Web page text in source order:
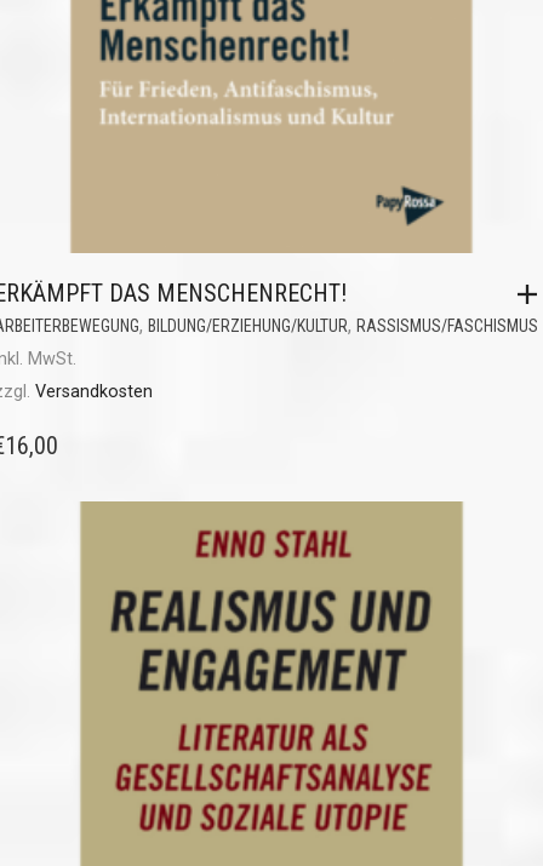
DAS MENSCHENRECHT!
, BILDUNG/ERZIEHUNG/KULTUR, RASSISMUS/FASCHISMUS
MwSt.
Versandkosten
16,00